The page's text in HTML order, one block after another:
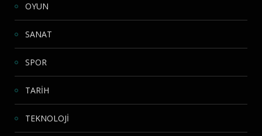
OYUN
SANAT
SPOR
TARİH
TEKNOLOJİ